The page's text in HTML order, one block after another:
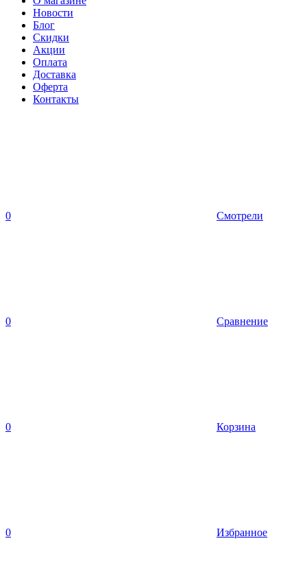
Новости
Блог
Скидки
Акции
Оплата
Доставка
Оферта
Контакты
0 Смотрели
0 Сравнение
0 Корзина
0 Избранное